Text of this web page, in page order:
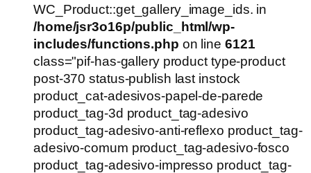
WC_Product::get_gallery_image_ids. in
/home/jsr3o16p/public_html/wp-
includes/functions.php on line 6121
class="pif-has-gallery product type-product
post-370 status-publish last instock
product_cat-adesivos-papel-de-parede
product_tag-3d product_tag-adesivo
product_tag-adesivo-anti-reflexo product_tag-
adesivo-comum product_tag-adesivo-fosco
product_tag-adesivo-impresso product_tag-